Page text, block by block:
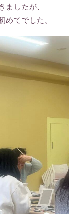
したが、
てでした。